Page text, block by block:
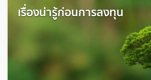
เรื่องน่ารู้ก่อนการลงทุน